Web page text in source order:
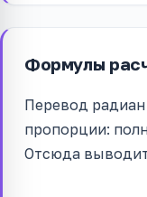
Формулы
Перевод
пропорции:
Отсюда